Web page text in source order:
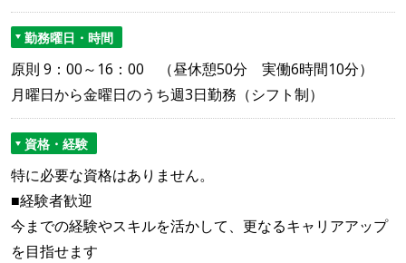
勤務曜日・時間
原則 9：00～16：00 （昼休憩50分 実働6時間10分）
月曜日から金曜日のうち週3日勤務（シフト制）
資格・経験
特に必要な資格はありません。
■経験者歓迎
今までの経験やスキルを活かして、更なるキャリアアップ
を目指せます